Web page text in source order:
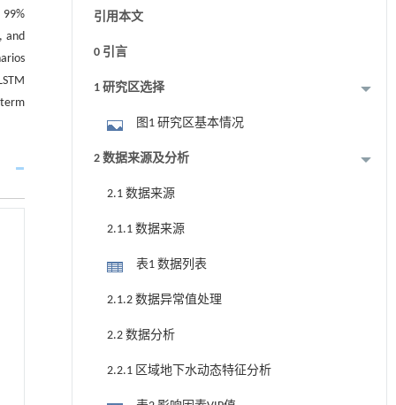
and
引用本文
0 引言
1 研究区选择
图1 研究区基本情况
2 数据来源及分析
2.1 数据来源
2.1.1 数据来源
表1 数据列表
2.1.2 数据异常值处理
2.2 数据分析
2.2.1 区域地下水动态特征分析